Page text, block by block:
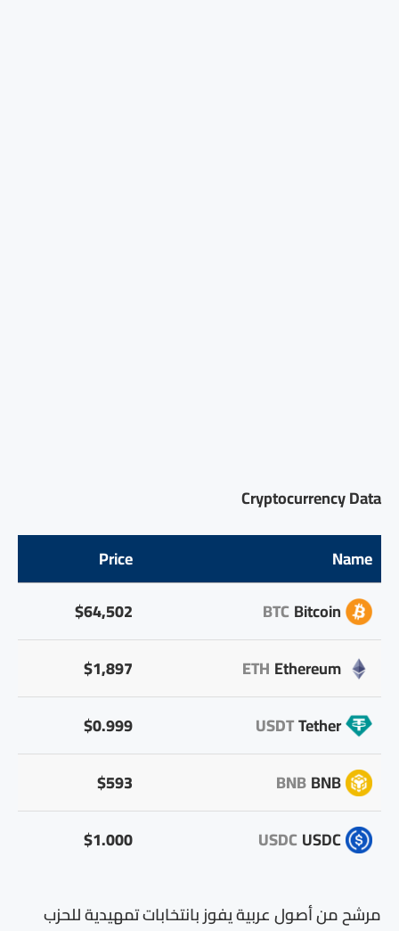
Cryptocurrency Data
Name
Price
Bitcoin
BTC
$64,502
Ethereum
ETH
$1,897
Tether
USDT
$0.999
BNB
BNB
$593
USDC
USDC
$1.000
مرشح من أصول عربية يفوز بانتخابات تمهيدية للحزب